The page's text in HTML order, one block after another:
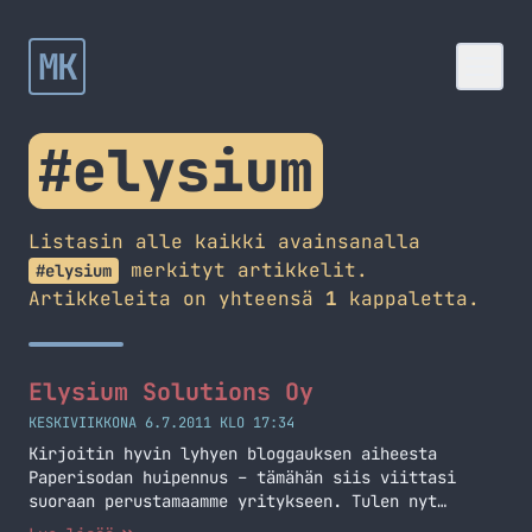
MK
#elysium
Listasin alle kaikki avainsanalla
#elysium
merkityt artikkelit.
Artikkeleita on yhteensä 1 kappaletta.
Elysium Solutions Oy
KESKIVIIKKONA 6.7.2011 KLO 17:34
Kirjoitin hyvin lyhyen bloggauksen aiheesta
Paperisodan huipennus – tämähän siis viittasi
suoraan perustamaamme yritykseen. Tulen nyt
pitämään pienen mainospostauksen yrityksestämme.